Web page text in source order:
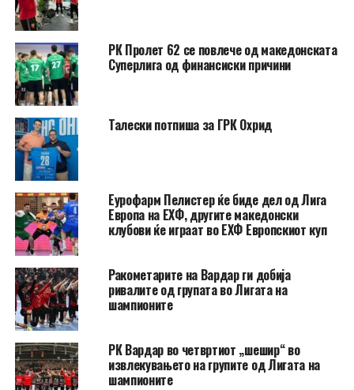
РК Пролет 62 се повлече од македонската
Суперлига од финансиски причини
Талески потпиша за ГРК Охрид
Еурофарм Пелистер ќе биде дел од Лига
Европа на ЕХФ, другите македонски
клубови ќе играат во ЕХФ Европскиот куп
Ракометарите на Вардар ги добија
ривалите од групата во Лигата на
шампионите
РК Вардар во четвртиот „шешир“ во
извлекувањето на групите од Лигата на
шампионите